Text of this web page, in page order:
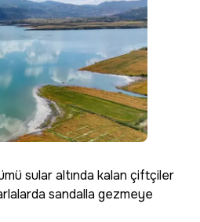
sular altında kalan çiftçiler
sandalla gezmeye